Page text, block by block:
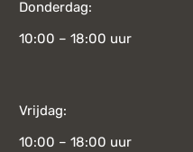
Donderdag:
10:00 – 18:00 uur
Vrijdag:
10:00 – 18:00 uur